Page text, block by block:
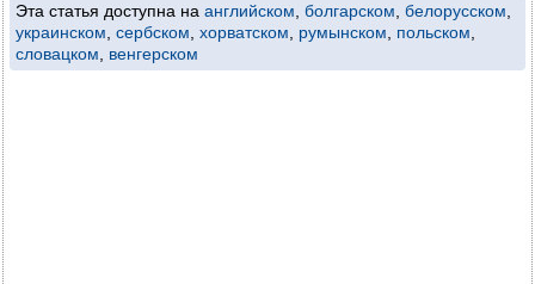
Эта статья доступна на английском болгарском белорусском
украинском сербском хорватском румынском польском
словацком
венгерском